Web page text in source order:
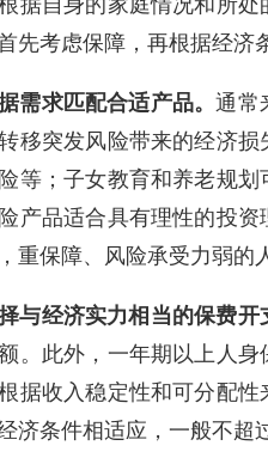
据自身的家庭情况和所
先考虑保障，再根据经济
需求匹配合适产品。通常
移突发风险带来的经济
等；子女教育和养老规
产品适合具有理性的投
重保障、风险承受力弱的
与经济实力相当的保费开
。此外，一年期以上人
据收入稳定性和可分配
济条件相适应，一般不超